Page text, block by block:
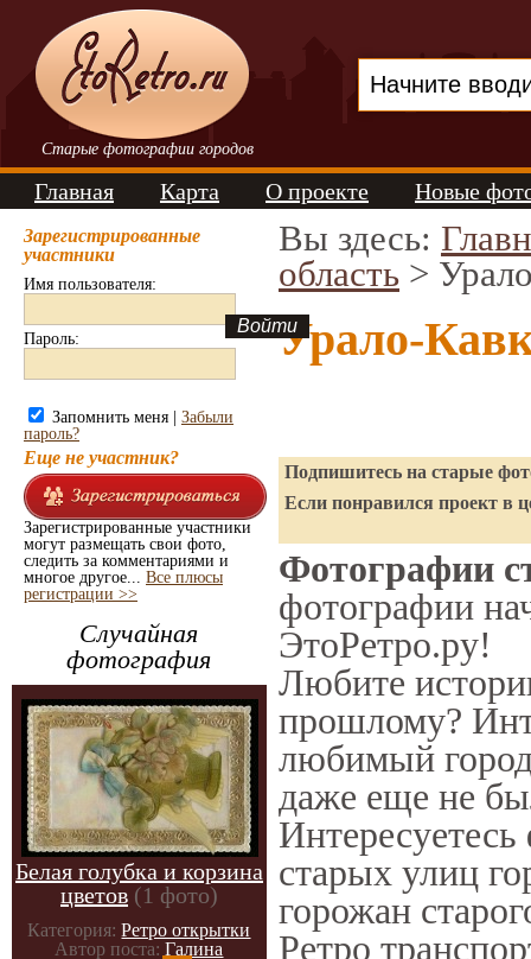
Старые фотографии городов
Главная Карта О проекте Новые
Зарегистрированные
участники
Имя пользователя:
Пароль:
Запомнить меня | Забыли
пароль?
Еще не участник?
Зарегистрированные участники
могут размещать свои фото,
следить за комментариями и
многое другое... Все плюсы
регистрации >>
Случайная
фотография
Белая голубка и корзина
цветов (1 фото)
Категория: Ретро открытки
Автор поста: Галина
Вы здесь:
область >
Урало-
Подпишитесь на старые
Если понравился проект в
Фотографии
фотографии
ЭтоРетро.ру!
Любите
прошлому?
любимый
даже еще не
Интересуетесь
старых улиц
горожан
Ретро